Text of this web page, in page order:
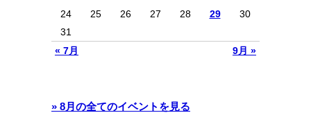
« 7月 9月 »
24
25 26 27 28 29
30
31
» 8月の全てのイベントを見る